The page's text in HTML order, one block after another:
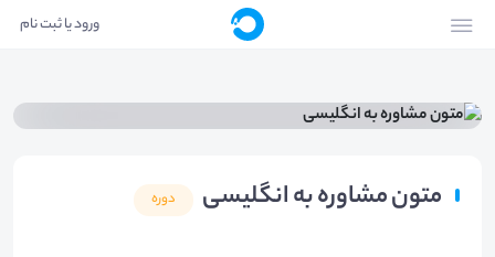
ورود یا ثبت نام
متون مشاوره به انگلیسی دوره